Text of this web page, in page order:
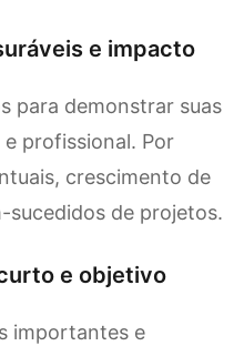
e impacto
para demonstrar suas
profissional. Por
crescimento de
sucedidos de projetos.
e objetivo
importantes e